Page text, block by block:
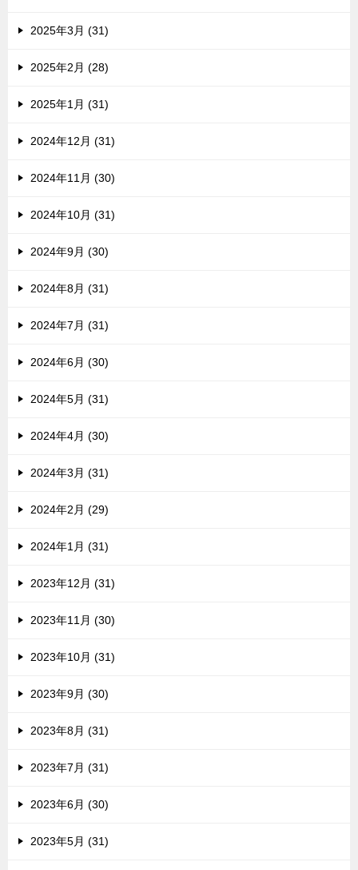
2025年3月 (31)
2025年2月 (28)
2025年1月 (31)
2024年12月 (31)
2024年11月 (30)
2024年10月 (31)
2024年9月 (30)
2024年8月 (31)
2024年7月 (31)
2024年6月 (30)
2024年5月 (31)
2024年4月 (30)
2024年3月 (31)
2024年2月 (29)
2024年1月 (31)
2023年12月 (31)
2023年11月 (30)
2023年10月 (31)
2023年9月 (30)
2023年8月 (31)
2023年7月 (31)
2023年6月 (30)
2023年5月 (31)